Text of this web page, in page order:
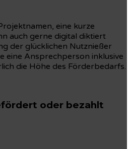
eine kurze
auch gerne digital diktiert
der glücklichen Nutznießer
eine Ansprechperson inklusive
die Höhe des Förderbedarfs.
oder bezahlt